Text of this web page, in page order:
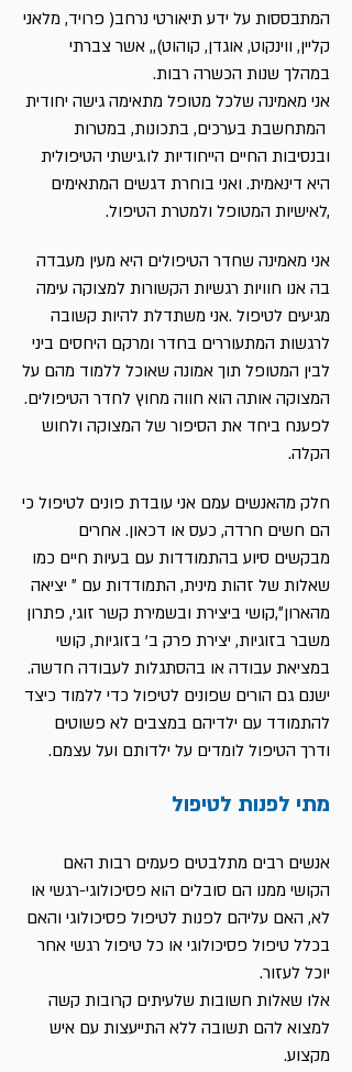
המתבססות על ידע תיאורטי נרחב( פרויד, מלאני
קליין, ווינקוט, אוגדן, קוהוט),, אשר צברתי
במהלך שנות הכשרה רבות.
אני מאמינה שלכל מטופל מתאימה גישה יחודית
המתחשבת בערכים, בתכונות, במטרות
ובנסיבות החיים הייחודיות לו.גישתי הטיפולית
היא דינאמית. ואני בוחרת דגשים המתאימים
,לאישיות המטופל ולמטרת הטיפול.
אני מאמינה שחדר הטיפולים היא מעין מעבדה
בה אנו חוויות רגשיות הקשורות למצוקה עימה
מגיעים לטיפול .אני משתדלת להיות קשובה
לרגשות המתעוררים בחדר ומרקם היחסים ביני
לבין המטופל תוך אמונה שאוכל ללמוד מהם על
המצוקה אותה הוא חווה מחוץ לחדר הטיפולים.
לפענח ביחד את הסיפור של המצוקה ולחוש
הקלה.
חלק מהאנשים עמם אני עובדת פונים לטיפול כי
הם חשים חרדה, כעס או דכאון. אחרים
מבקשים סיוע בהתמודדות עם בעיות חיים כמו
שאלות של זהות מינית, התמודדות עם ״ יציאה
מהארון״,קושי ביצירת ובשמירת קשר זוגי, פתרון
משבר בזוגיות, יצירת פרק ב' בזוגיות, קושי
במציאת עבודה או בהסתגלות לעבודה חדשה.
ישנם גם הורים שפונים לטיפול כדי ללמוד כיצד
להתמודד עם ילדיהם במצבים לא פשוטים
ודרך הטיפול לומדים על ילדותם ועל עצמם.
מתי לפנות לטיפול
אנשים רבים מתלבטים פעמים רבות האם
הקושי ממנו הם סובלים הוא פסיכולוגי-רגשי או
לא, האם עליהם לפנות לטיפול פסיכולוגי והאם
בכלל טיפול פסיכולוגי או כל טיפול רגשי אחר
יוכל לעזור.
אלו שאלות חשובות שלעיתים קרובות קשה
למצוא להם תשובה ללא התייעצות עם איש
מקצוע.